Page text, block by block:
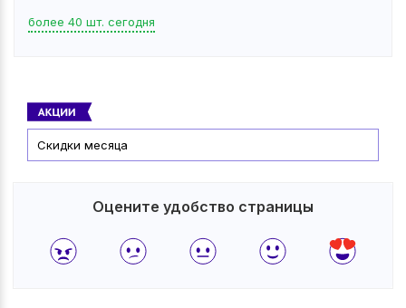
более 40 шт. сегодня
Скидки месяца
Оцените удобство страницы